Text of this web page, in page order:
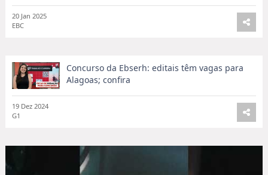
20 Jan 2025
EBC
Concurso da Ebserh: editais têm vagas para
Alagoas; confira
19 Dez 2024
G1